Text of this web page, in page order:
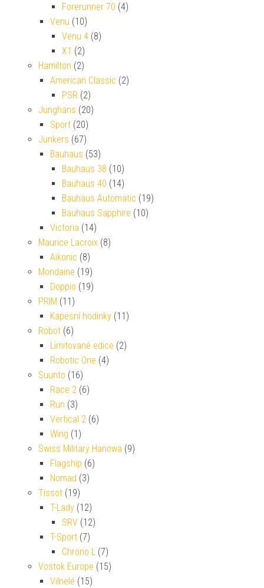
Forerunner 70 (4)
Venu (10)
Venu 4 (8)
X1 (2)
Hamilton (2)
American Classic (2)
PSR (2)
Junghans (20)
Sport (20)
Junkers (67)
Bauhaus (53)
Bauhaus 38 (10)
Bauhaus 40 (14)
Bauhaus Automatic (19)
Bauhaus Sapphire (10)
Victoria (14)
Maurice Lacroix (8)
Aikonic (8)
Mondaine (19)
Doppio (19)
PRIM (11)
Kapesní hodinky (11)
Robot (6)
Limitované edice (2)
Robotic One (4)
Suunto (16)
Race 2 (6)
Run (3)
Vertical 2 (6)
Wing (1)
Swiss Military Hanowa (9)
Flagship (6)
Nomad (3)
Tissot (19)
T-Lady (12)
SRV (12)
T-Sport (7)
Chrono L (7)
Vostok Europe (15)
Vilnelé (15)